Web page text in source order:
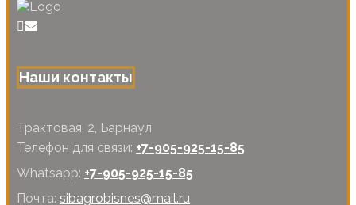
Наши контакты
Трактовая, 2, Барнаул
Телефон для связи: +7-905-925-15-85
Whatsapp: +7-905-925-15-85
Почта: sibagrobisnes@mail.ru